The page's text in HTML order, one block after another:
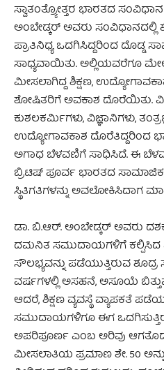
ಸ್ವಾತಂತ್ರ್ಯೋತ್ತರ ಭಾರತದ
ಅಂಬೇಡ್ಕರ್ ಅವರು
ಪ್ರಾತಿನಿಧ್ಯ ಒದಗಿಸಿದ್ದರಿಂದ ದೊಡ್ಡ
ಸಾಧ್ಯವಾಯಿತು. ಅಲ್ಲಿಯವರೆಗೂ
ಮೀಸಲಾಗಿದ್ದ ಶಿಕ್ಷಣ,
ಶೋಷಿತರಿಗೆ ಅವಕಾಶ ದೊರೆಯಿತು.
ಕುಶಲಕರ್ಮಿಗಳು, ವಿಜ್ಞಾನಿಗಳು,
ಉದ್ಯೋಗಾವಕಾಶ ದೊರೆತಿದ್ದರಿಂದ
ಅಗಾಧ ಬೆಳವಣಿಗೆ ಸಾಧಿಸಿದೆ. ಈ
ಬ್ರಿಟಿಷ್ ಪೂರ್ವ ಭಾರತದ
ಸ್ಥಿತಿಗತಿಗಳನ್ನು ಅವಲೋಕಿಸಿದಾಗ
ಡಾ. ಬಿ.ಆರ್. ಅಂಬೇಡ್ಕರ್ ಅವರು
ದಮನಿತ ಸಮುದಾಯಗಳಿಗೆ ಕಲ್ಪಿಸಿದ
ಸೌಲಭ್ಯವನ್ನು ಪಡೆಯುತ್ತಿರುವ
ವರ್ಷಗಳಲ್ಲಿ ಅಸಹನೆ, ಅಸೂಯೆ
ಆದರೆ, ಶಿಕ್ಷಣ ವ್ಯವಸ್ಥೆ ವ್ಯಾಪಕತೆ
ಸಮುದಾಯಗಳಿಗೂ ಈಗ
ಅಪರಿಪೂರ್ಣ ಎಂಬ ಅರಿವು
ಮೀಸಲಾತಿಯ ಪ್ರಮಾಣ ಶೇ. 50